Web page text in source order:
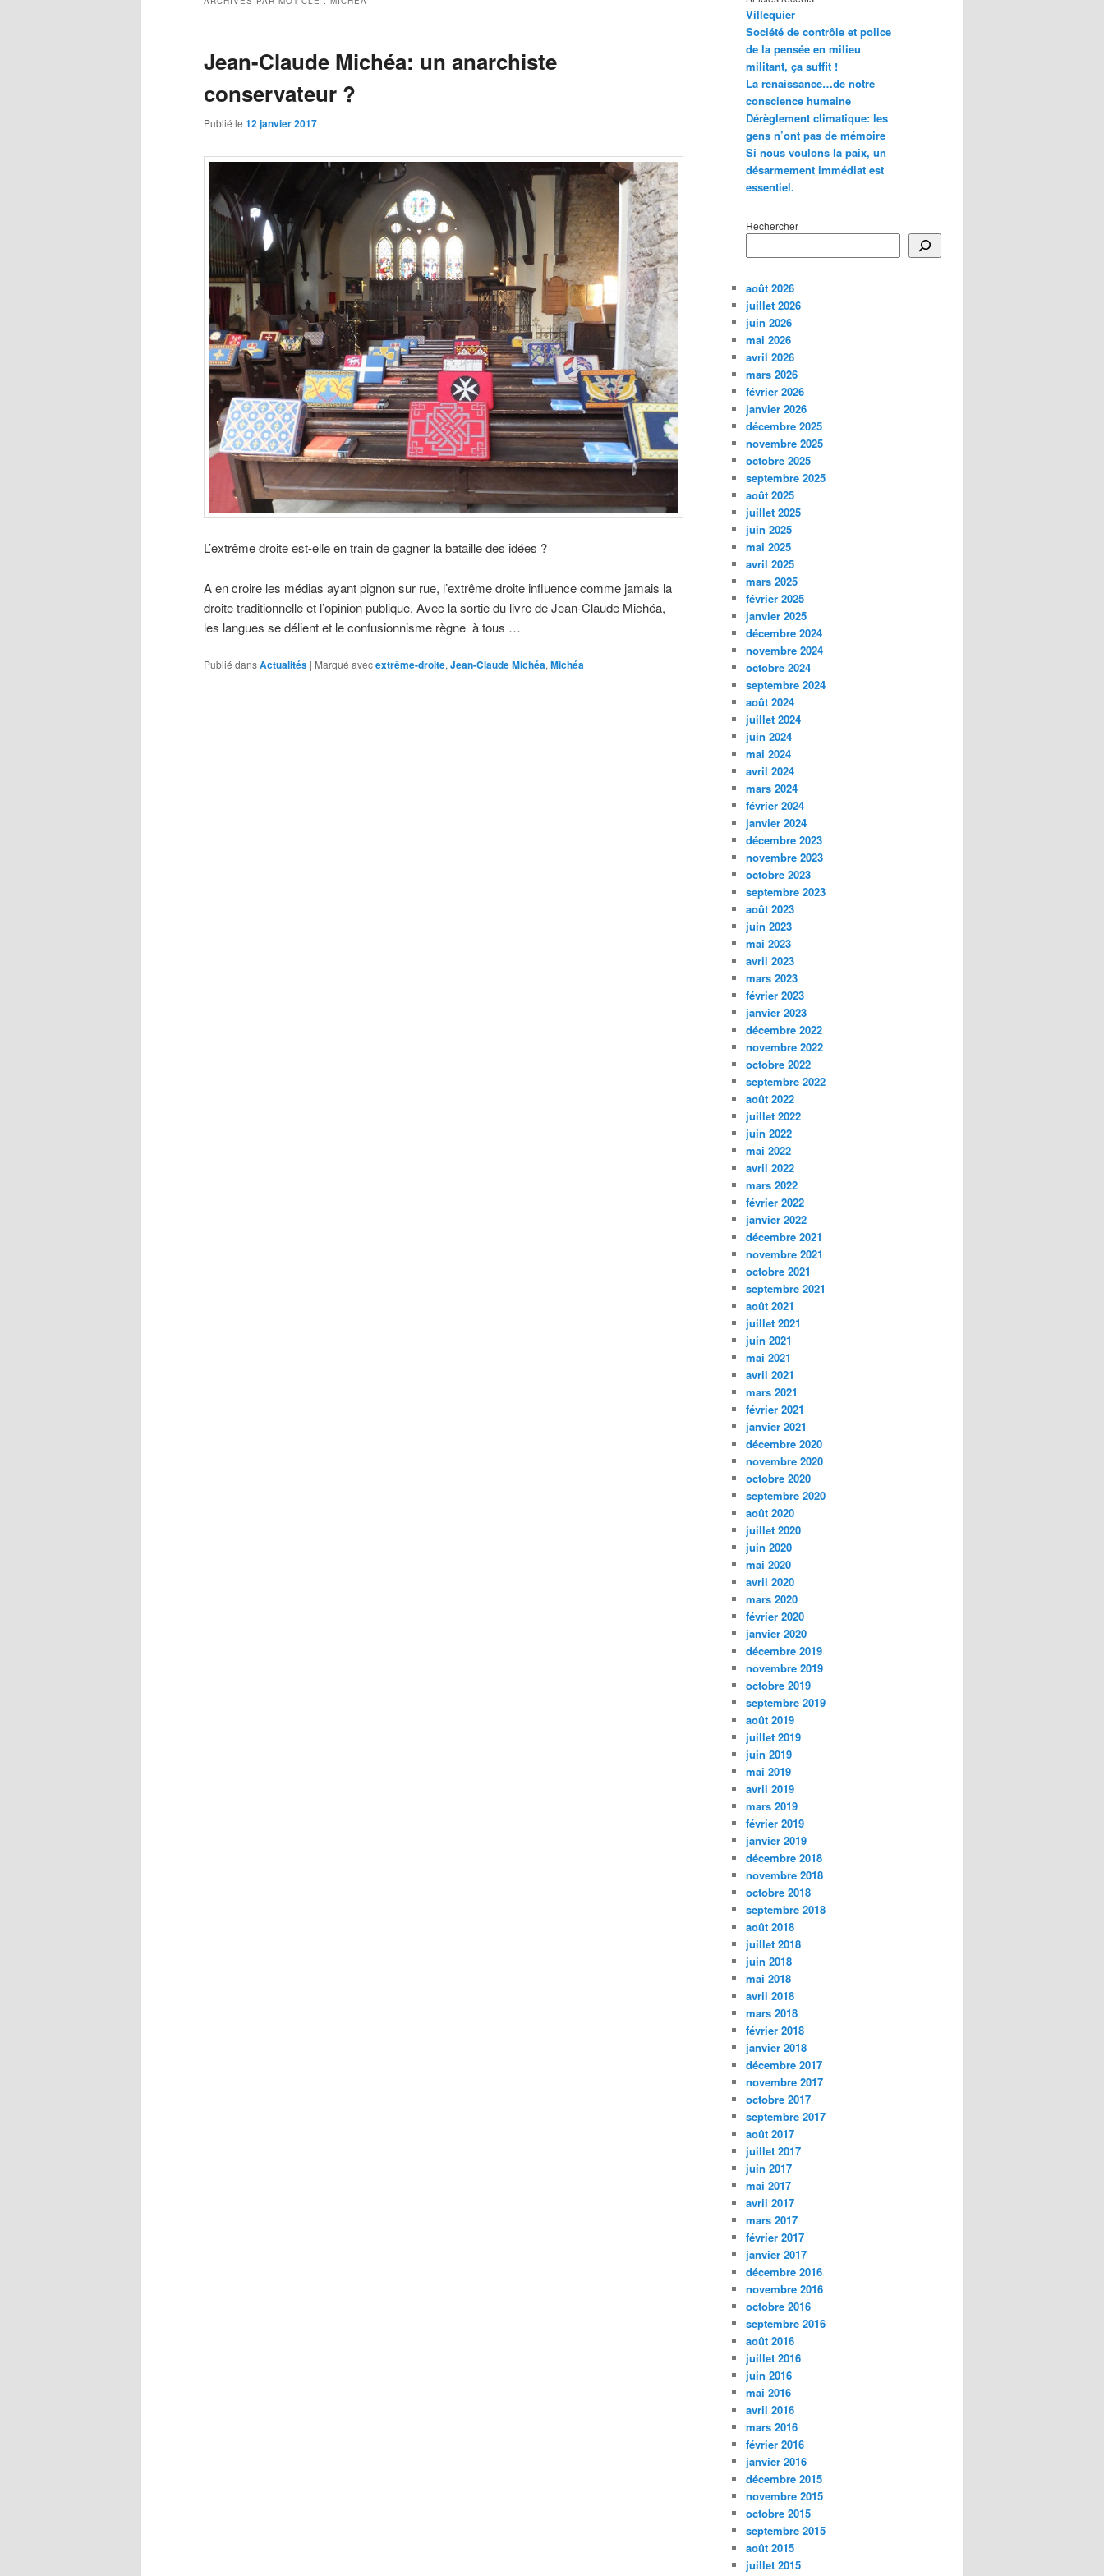
Jean-Claude Michéa: un anarchiste
conservateur ?
Publié le 12 janvier 2017
L’extrême droite est-elle en train de gagner la bataille des idées ?
A en croire les médias ayant pignon sur rue, l’extrême droite influence comme jamais la
droite traditionnelle et l’opinion publique. Avec la sortie du livre de Jean-Claude Michéa,
les langues se délient et le confusionnisme règne à tous …
Publié dansActualités | Marqué avecextrême-droite, Jean-Claude Michéa, Michéa
Villequier
Société de contrôle et police
de la pensée en milieu
militant, ça suffit !
La renaissance…de notre
conscience humaine
Dérèglement climatique: les
gens n’ont pas de mémoire
Si nous voulons la paix, un
désarmement immédiat est
essentiel.
Rechercher
août 2026
juillet 2026
juin 2026
mai 2026
avril 2026
mars 2026
février 2026
janvier 2026
décembre 2025
novembre 2025
octobre 2025
septembre 2025
août 2025
juillet 2025
juin 2025
mai 2025
avril 2025
mars 2025
février 2025
janvier 2025
décembre 2024
novembre 2024
octobre 2024
septembre 2024
août 2024
juillet 2024
juin 2024
mai 2024
avril 2024
mars 2024
février 2024
janvier 2024
décembre 2023
novembre 2023
octobre 2023
septembre 2023
août 2023
juin 2023
mai 2023
avril 2023
mars 2023
février 2023
janvier 2023
décembre 2022
novembre 2022
octobre 2022
septembre 2022
août 2022
juillet 2022
juin 2022
mai 2022
avril 2022
mars 2022
février 2022
janvier 2022
décembre 2021
novembre 2021
octobre 2021
septembre 2021
août 2021
juillet 2021
juin 2021
mai 2021
avril 2021
mars 2021
février 2021
janvier 2021
décembre 2020
novembre 2020
octobre 2020
septembre 2020
août 2020
juillet 2020
juin 2020
mai 2020
avril 2020
mars 2020
février 2020
janvier 2020
décembre 2019
novembre 2019
octobre 2019
septembre 2019
août 2019
juillet 2019
juin 2019
mai 2019
avril 2019
mars 2019
février 2019
janvier 2019
décembre 2018
novembre 2018
octobre 2018
septembre 2018
août 2018
juillet 2018
juin 2018
mai 2018
avril 2018
mars 2018
février 2018
janvier 2018
décembre 2017
novembre 2017
octobre 2017
septembre 2017
août 2017
juillet 2017
juin 2017
mai 2017
avril 2017
mars 2017
février 2017
janvier 2017
décembre 2016
novembre 2016
octobre 2016
septembre 2016
août 2016
juillet 2016
juin 2016
mai 2016
avril 2016
mars 2016
février 2016
janvier 2016
décembre 2015
novembre 2015
octobre 2015
septembre 2015
août 2015
juillet 2015